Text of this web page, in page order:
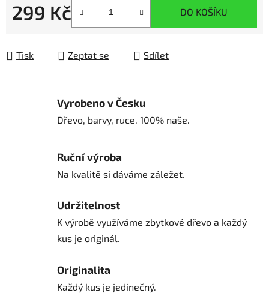
299 Kč DO KOŠÍKU
Tisk Zeptat se Sdílet
Vyrobeno v Česku
Dřevo, barvy, ruce. 100% naše.
Ruční výroba
Na kvalitě si dáváme záležet.
Udržitelnost
K výrobě využíváme zbytkové dřevo a každý
kus je originál.
Originalita
Každý kus je jedinečný.